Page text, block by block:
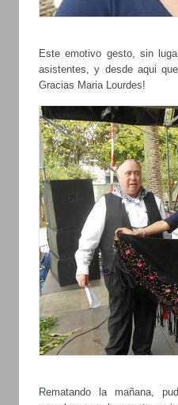
Este emotivo gesto, sin
asistentes, y desde aqui
Gracias Maria Lourdes!
Rematando la mañana,